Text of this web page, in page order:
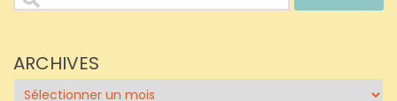
ARCHIVES
Archives